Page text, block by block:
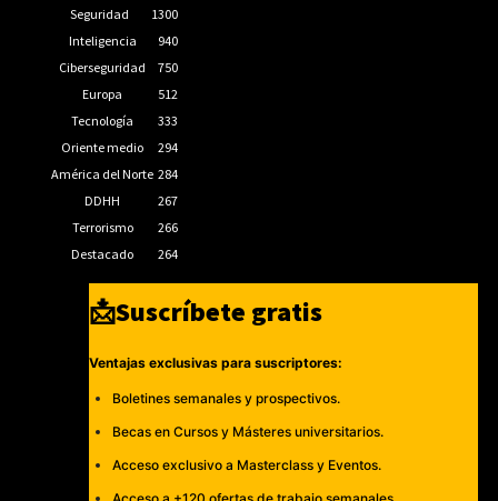
Seguridad
1300
Inteligencia
940
Ciberseguridad
750
Europa
512
Tecnología
333
Oriente medio
294
América del Norte 284
DDHH
267
Terrorismo
266
Destacado
264
📩Suscríbete gratis
Ventajas exclusivas para suscriptores:
Boletines semanales y prospectivos.
Becas en Cursos y Másteres universitarios.
Acceso exclusivo a Masterclass y Eventos.